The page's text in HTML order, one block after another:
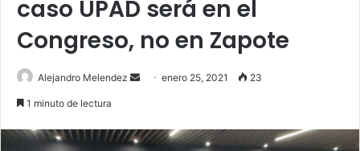
caso UPAD será en el
Congreso, no en Zapote
Alejandro Melendez
Sendenero 25, 2021 23
1 minuto de lectura